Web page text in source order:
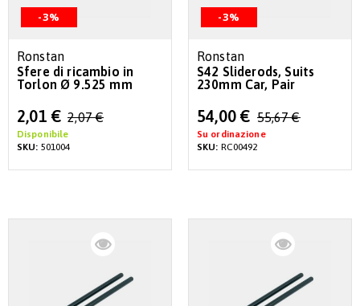
-3%
Ronstan
Sfere di ricambio in
Torlon Ø 9.525 mm
Special
Price
2,01 € 2,07 €
Disponibile
SKU: 501004
-3%
Ronstan
S42 Sliderods, Suits
230mm Car, Pair
Special
Price
54,00 € 55,67 €
Su ordinazione
SKU: RC00492